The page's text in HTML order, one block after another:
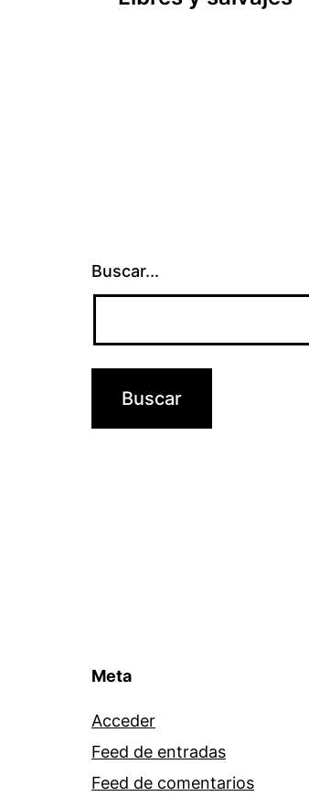
Buscar...
Meta
Acceder
Feed de entradas
Feed de comentarios